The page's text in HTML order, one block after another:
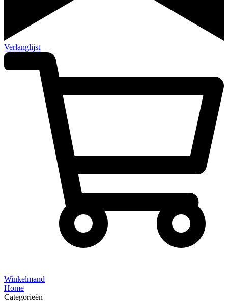
Verlanglijst
Winkelmand
Home
Categorieën